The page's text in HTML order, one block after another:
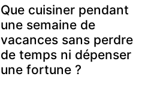
Que cuisiner pendant
une semaine de
vacances sans perdre
de temps ni dépenser
une fortune ?